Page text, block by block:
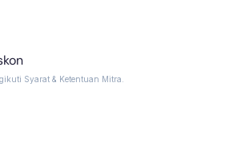
Syarat & Ketentuan Mitra.